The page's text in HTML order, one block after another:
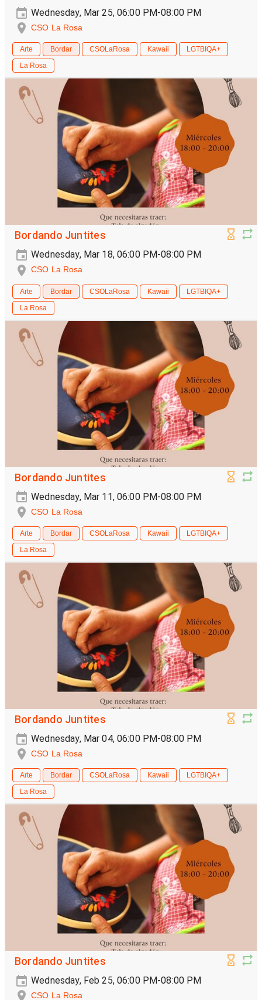
Wednesday, Mar 25, 06:00 PM-08:00 PM
CSO La Rosa
Arte Bordar CSOLaRosa Kawaii
LGTBIQA+
La Rosa
Bordando Juntites
Wednesday, Mar 18, 06:00 PM-08:00 PM
CSO La Rosa
Arte Bordar CSOLaRosa Kawaii
LGTBIQA+
La Rosa
Bordando Juntites
Wednesday, Mar 11, 06:00 PM-08:00 PM
CSO La Rosa
Arte Bordar CSOLaRosa Kawaii
LGTBIQA+
La Rosa
Bordando Juntites
Wednesday, Mar 04, 06:00 PM-08:00 PM
CSO La Rosa
Arte Bordar CSOLaRosa Kawaii
LGTBIQA+
La Rosa
Bordando Juntites
Wednesday, Feb 25, 06:00 PM-08:00 PM
CSO La Rosa